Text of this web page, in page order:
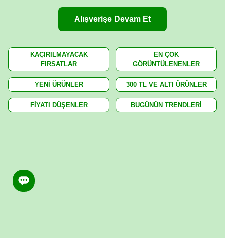
Alışverişe Devam Et
KAÇIRILMAYACAK
FIRSATLAR
EN ÇOK
GÖRÜNTÜLENENLER
YENİ ÜRÜNLER 300 TL VE ALTI ÜRÜNLER
FİYATI DÜŞENLER BUGÜNÜN TRENDLERİ